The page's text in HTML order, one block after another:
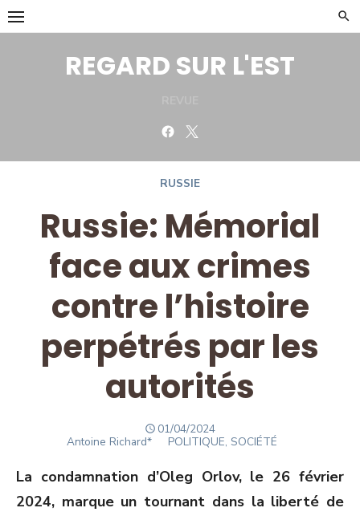
Skip
to
REGARD SUR L'EST
Facebook
RUSSIE
Russie: Mémorial
face aux crimes
contre l’histoire
perpétrés par les
autorités
POSTED
ON
01/04/2024
Author
Antoine Richard* POLITIQUE, SOCIÉTÉ
La condamnation d’Oleg Orlov, le 26 février
2024, marque un tournant dans la liberté de